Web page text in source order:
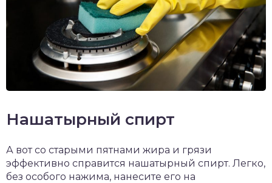
Нашатырный спирт
А вот со старыми пятнами жира и грязи
эффективно справится нашатырный спирт. Легко,
без особого нажима, нанесите его на